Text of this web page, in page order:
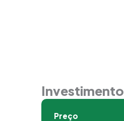
Investimento
Preço